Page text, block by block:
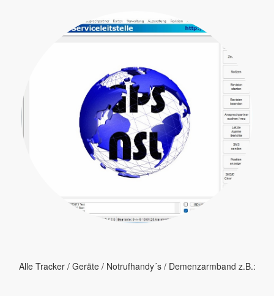
Alle Tracker / Geräte / Notrufhandy´s / Demenzarmband z.B.: